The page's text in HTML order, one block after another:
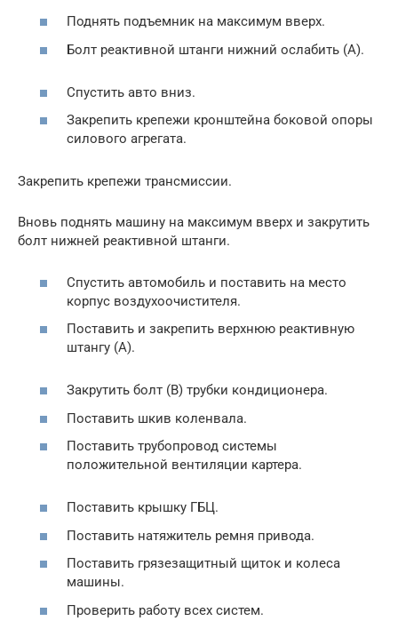
Поднять подъемник на максимум вверх.
Болт реактивной штанги нижний ослабить (А).
Спустить авто вниз.
Закрепить крепежи кронштейна боковой опоры
силового агрегата.
Закрепить крепежи трансмиссии.
Вновь поднять машину на максимум вверх и закрутить
болт нижней реактивной штанги.
Спустить автомобиль и поставить на место
корпус воздухоочистителя.
Поставить и закрепить верхнюю реактивную
штангу (А).
Закрутить болт (В) трубки кондиционера.
Поставить шкив коленвала.
Поставить трубопровод системы
положительной вентиляции картера.
Поставить крышку ГБЦ.
Поставить натяжитель ремня привода.
Поставить грязезащитный щиток и колеса
машины.
Проверить работу всех систем.